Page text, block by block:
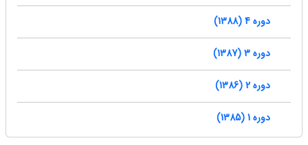
دوره 4 (1388)
دوره 3 (1387)
دوره 2 (1386)
دوره 1 (1385)